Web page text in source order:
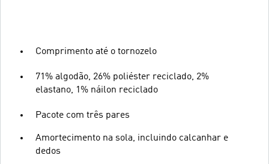
Comprimento até o tornozelo
71% algodão, 26% poliéster reciclado, 2%
elastano, 1% náilon reciclado
Pacote com três pares
Amortecimento na sola, incluindo calcanhar e
dedos